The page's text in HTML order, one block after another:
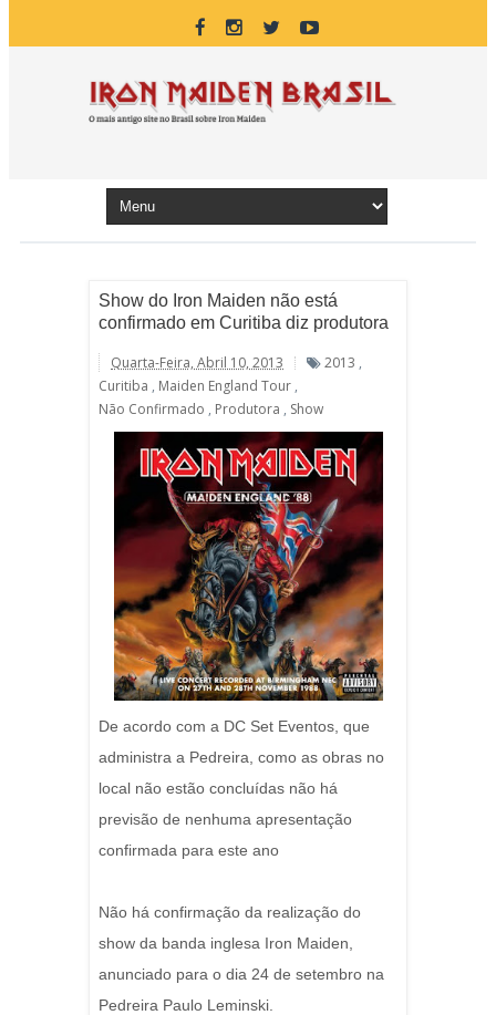
Show do Iron Maiden não está
confirmado em Curitiba diz produtora
Quarta-Feira, Abril 10, 2013 2013 ,
Curitiba , Maiden England Tour ,
Não Confirmado , Produtora , Show
De acordo com a DC Set Eventos, que
administra a Pedreira, como as obras no
local não estão concluídas não há
previsão de nenhuma apresentação
confirmada para este ano
Não há confirmação da realização do
show da banda inglesa Iron Maiden,
anunciado para o dia 24 de setembro na
Pedreira Paulo Leminski.